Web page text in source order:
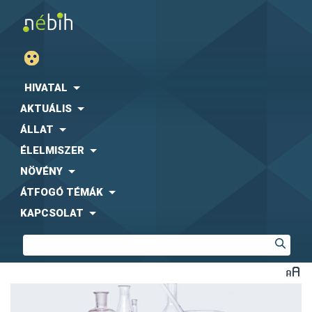
HIVATAL
AKTUÁLIS
ÁLLAT
ÉLELMISZER
NÖVÉNY
ÁTFOGÓ TÉMÁK
KAPCSOLAT